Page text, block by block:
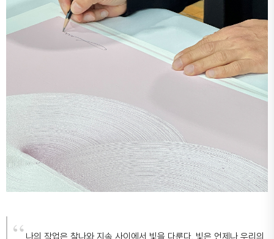
나의 작업은 찰나와 지속 사이에서 빛을 다룬다. 빛은 언제나 우리의